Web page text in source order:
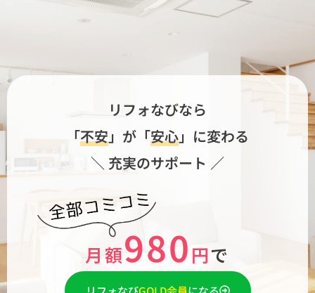
リフォなびなら
「不安」が「安心」に変わる
＼ 充実のサポート ／
月額980円で